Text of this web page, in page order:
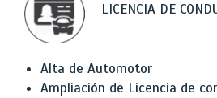
LICENCIA DE
Alta de Automotor
Ampliación de Licencia de